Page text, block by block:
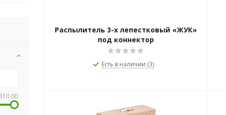
Распылитель 3-х лепестковый «ЖУК»
под коннектор
Есть в наличии (3)